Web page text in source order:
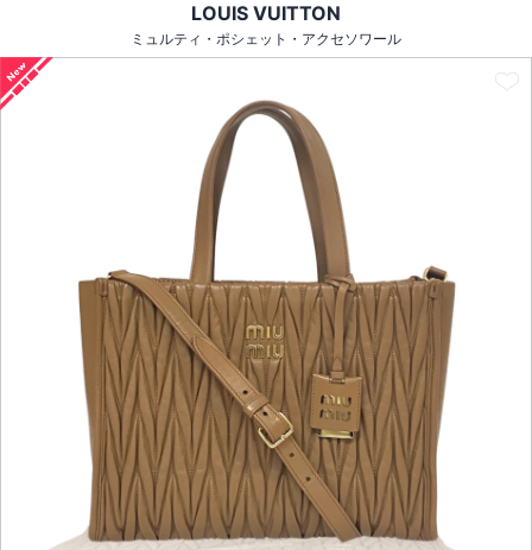
LOUIS VUITTON
ミュルティ・ポシェット・アクセソワール